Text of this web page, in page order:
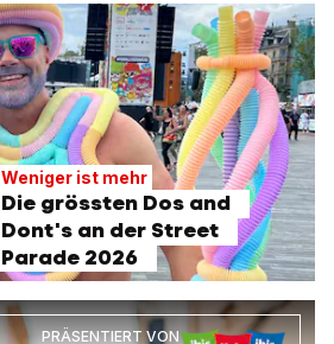
Weniger ist mehr
Die grössten Dos and
Dont's an der Street
Parade 2026
PRÄSENTIERT VON